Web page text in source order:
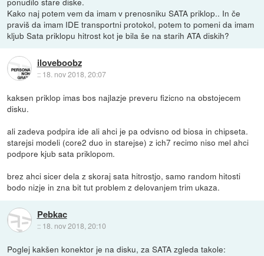
Kako naj potem vem da imam v prenosniku SATA priklop.. In če
praviš da imam IDE transportni protokol, potem to pomeni da imam
kljub Sata priklopu hitrost kot je bila še na starih ATA diskih?
iloveboobz
:: 18. nov 2018, 20:07
kaksen priklop imas bos najlazje preveru fizicno na obstojecem
disku.
ali zadeva podpira ide ali ahci je pa odvisno od biosa in chipseta.
starejsi modeli (core2 duo in starejse) z ich7 recimo niso mel ahci
podpore kjub sata priklopom.
brez ahci sicer dela z skoraj sata hitrostjo, samo random hitosti
bodo nizje in zna bit tut problem z delovanjem trim ukaza.
Pebkac
:: 18. nov 2018, 20:10
Poglej kakšen konektor je na disku, za SATA zgleda takole: